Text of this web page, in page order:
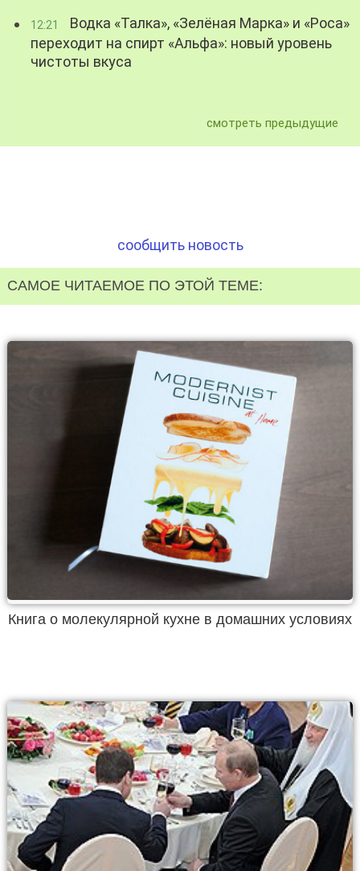
12:21
Водка «Талка», «Зелёная Марка» и «Роса»
переходит на спирт «Альфа»: новый уровень
чистоты вкуса
смотреть предыдущие
сообщить новость
САМОЕ ЧИТАЕМОЕ ПО ЭТОЙ ТЕМЕ:
Книга о молекулярной кухне в домашних условиях